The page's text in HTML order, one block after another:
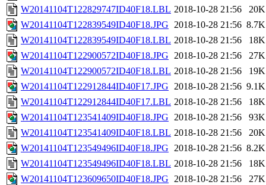
W20141104T122829747ID40F18.LBL 2018-10-28 21:56
20K
W20141104T122839549ID40F18.JPG 2018-10-28 21:56 8.7K
W20141104T122839549ID40F18.LBL 2018-10-28 21:56
18K
W20141104T122900572ID40F18.JPG 2018-10-28 21:56
27K
W20141104T122900572ID40F18.LBL 2018-10-28 21:56
19K
W20141104T122912844ID40F17.JPG 2018-10-28 21:56 9.1K
W20141104T122912844ID40F17.LBL 2018-10-28 21:56
18K
W20141104T123541409ID40F18.JPG 2018-10-28 21:56
93K
W20141104T123541409ID40F18.LBL 2018-10-28 21:56
20K
W20141104T123549496ID40F18.JPG 2018-10-28 21:56 8.2K
W20141104T123549496ID40F18.LBL 2018-10-28 21:56
18K
W20141104T123609650ID40F18.JPG 2018-10-28 21:56
27K